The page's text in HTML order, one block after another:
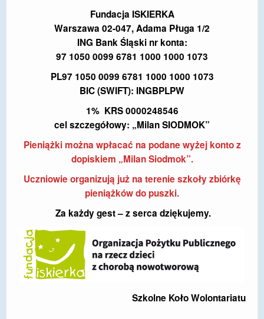
Fundacja ISKIERKA
Warszawa 02-047, Adama Pługa 1/2
ING Bank Śląski nr konta:
97 1050 0099 6781 1000 1000 1073
PL97 1050 0099 6781 1000 1000 1073
BIC (SWIFT): INGBPLPW
1% KRS 0000248546
cel szczegółowy: „Milan SIODMOK”
Pieniążki można wpłacać na podane wyżej konto z
dopiskiem „Milan Siodmok”.
Uczniowie organizują już na terenie szkoły zbiórkę
pieniążków do puszki.
Za każdy gest – z serca dziękujemy.
Szkolne Koło Wolontariatu